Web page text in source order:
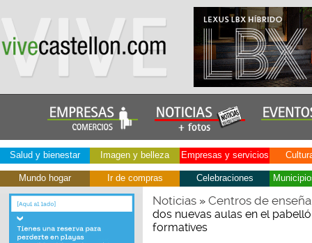
Salud y bienestar Imagen y belleza Empresas y servicios
Mundo hogar Ir de compras Celebraciones
Noticias» Centros de
dos nuevas aulas en el
formatives